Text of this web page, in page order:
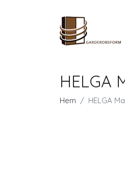
HELGA
Hem HELGA